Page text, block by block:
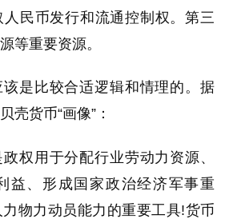
人民币发行和流通控制权。第三
等重要资源。
是比较合适逻辑和情理的。据
壳货币“画像”：
权用于分配行业劳动力资源、
益、形成国家政治经济军事重
物力动员能力的重要工具!货币